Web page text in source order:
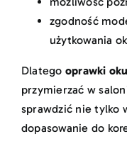
zgodność
użytkowania
Dlatego oprawki
przymierzać w
sprawdzić nie tylko
dopasowanie do